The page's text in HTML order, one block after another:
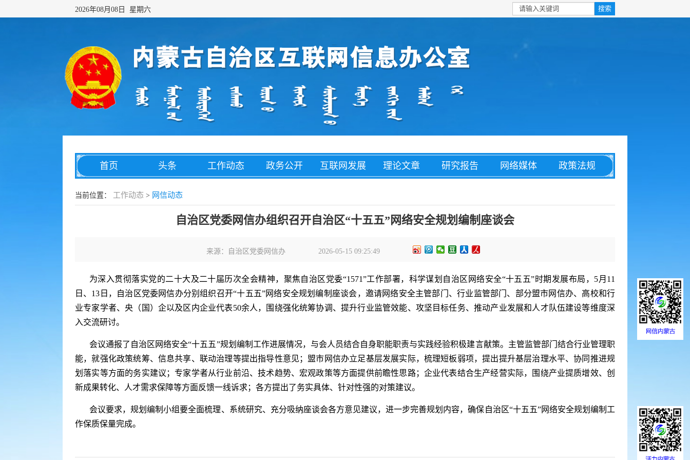
2026年08月08日 星期六
首页 头条 工作动态 政务公开 互联网发展 理论文章 研究报告 网络媒体 政策法规
网络传播 综合治理
骗
当前位置： 工作动态 > 网信动态
自治区党委网信办组织召开自治区“十五五”网络安全规划编制座谈会
来源：自治区党委网信办 2026-05-15 09:25:49
为深入贯彻落实党的二十大及二十届历次全会精神，聚焦自治区党委“1571”工作部署，科学谋划自治区网络安全“十五五”时期发展布局，5月11
日、13日，自治区党委网信办分别组织召开“十五五”网络安全规划编制座谈会，邀请网络安全主管部门、行业监管部门、部分盟市网信办、高校和行
业专家学者、央（国）企以及区内企业代表50余人，围绕强化统筹协调、提升行业监管效能、攻坚目标任务、推动产业发展和人才队伍建设等维度深
入交流研讨。
会议通报了自治区网络安全“十五五”规划编制工作进展情况，与会人员结合自身职能职责与实践经验积极建言献策。主管监管部门结合行业管理职
能，就强化政策统筹、信息共享、联动治理等提出指导性意见；盟市网信办立足基层发展实际，梳理短板弱项，提出提升基层治理水平、协同推进规
划落实等方面的务实建议；专家学者从行业前沿、技术趋势、宏观政策等方面提供前瞻性思路；企业代表结合生产经营实际，围绕产业提质增效、创
新成果转化、人才需求保障等方面反馈一线诉求；各方提出了务实具体、针对性强的对策建议。
会议要求，规划编制小组要全面梳理、系统研究、充分吸纳座谈会各方意见建议，进一步完善规划内容，确保自治区“十五五”网络安全规划编制工
作保质保量完成。